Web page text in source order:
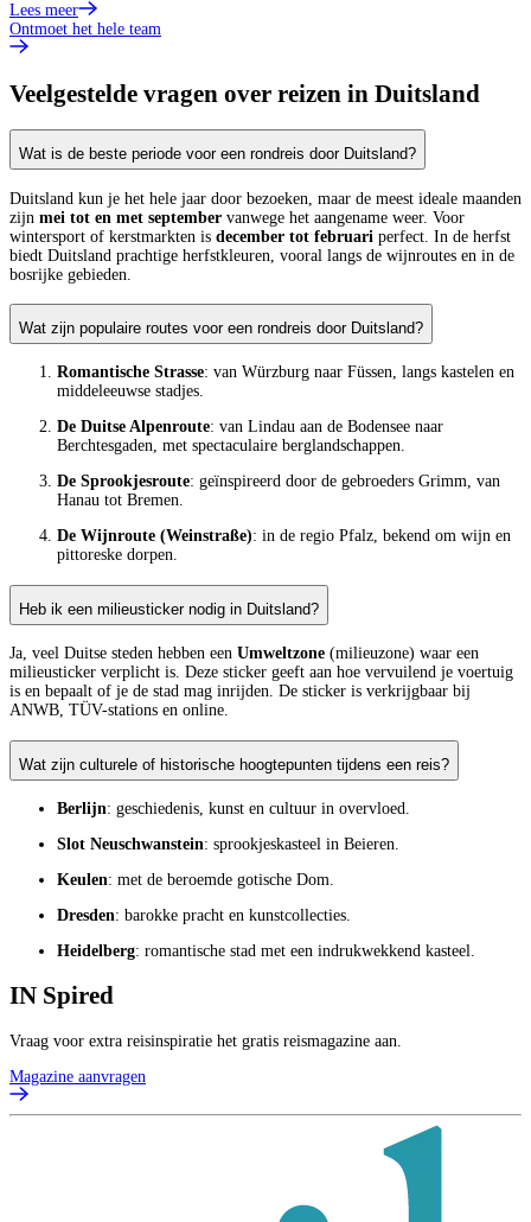
Lees meer
Ontmoet het hele team
Veelgestelde vragen over reizen in Duitsland
Wat is de beste periode voor een rondreis door Duitsland?
Duitsland kun je het hele jaar door bezoeken, maar de meest ideale maanden
zijn mei tot en met september vanwege het aangename weer. Voor
wintersport of kerstmarkten is december tot februari perfect. In de herfst
biedt Duitsland prachtige herfstkleuren, vooral langs de wijnroutes en in de
bosrijke gebieden.
Wat zijn populaire routes voor een rondreis door Duitsland?
Romantische Strasse: van Würzburg naar Füssen, langs kastelen en
middeleeuwse stadjes.
De Duitse Alpenroute: van Lindau aan de Bodensee naar
Berchtesgaden, met spectaculaire berglandschappen.
De Sprookjesroute: geïnspireerd door de gebroeders Grimm, van
Hanau tot Bremen.
De Wijnroute (Weinstraße): in de regio Pfalz, bekend om wijn en
pittoreske dorpen.
Heb ik een milieusticker nodig in Duitsland?
Ja, veel Duitse steden hebben een Umweltzone (milieuzone) waar een
milieusticker verplicht is. Deze sticker geeft aan hoe vervuilend je voertuig
is en bepaalt of je de stad mag inrijden. De sticker is verkrijgbaar bij
ANWB, TÜV-stations en online.
Wat zijn culturele of historische hoogtepunten tijdens een reis?
Berlijn: geschiedenis, kunst en cultuur in overvloed.
Slot Neuschwanstein: sprookjeskasteel in Beieren.
Keulen: met de beroemde gotische Dom.
Dresden: barokke pracht en kunstcollecties.
Heidelberg: romantische stad met een indrukwekkend kasteel.
IN Spired
Vraag voor extra reisinspiratie het gratis reismagazine aan.
Magazine aanvragen